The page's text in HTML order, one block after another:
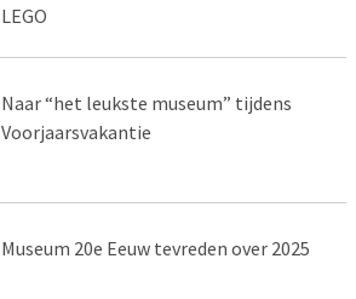
LEGO
Naar “het leukste museum” tijdens
Voorjaarsvakantie
Museum 20e Eeuw tevreden over 2025